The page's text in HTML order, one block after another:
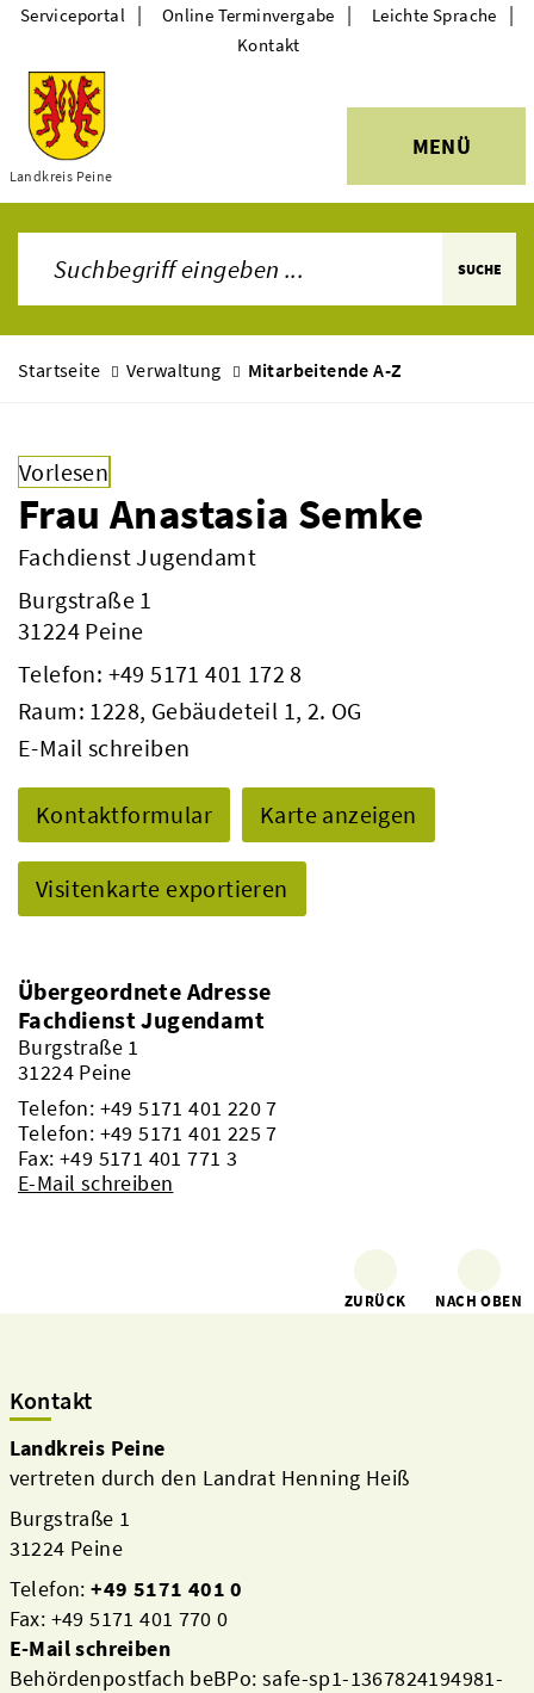
Themen
Landkreis Peine
MENÜ
Serviceportal | Online Terminvergabe | Leichte Sprache |
Kontakt
SUCHE
Startseite Verwaltung Mitarbeitende A-Z
Vorlesen
Frau Anastasia Semke
Fachdienst Jugendamt
Burgstraße 1
31224 Peine
Telefon: +49 5171 401 172 8
Raum: 1228, Gebäudeteil 1, 2. OG
E-Mail schreiben
Kontaktformular Karte anzeigen
Visitenkarte exportieren
Übergeordnete Adresse
Fachdienst Jugendamt
Burgstraße 1
31224 Peine
Telefon: +49 5171 401 220 7
Telefon: +49 5171 401 225 7
Fax: +49 5171 401 771 3
E-Mail schreiben
ZURÜCK NACH OBEN
Kontakt
Landkreis Peine
vertreten durch den Landrat Henning Heiß
Burgstraße 1
31224 Peine
Telefon:+49 5171 401 0
Fax: +49 5171 401 770 0
E-Mail schreiben
Behördenpostfach beBPo: safe-sp1-1367824194981-